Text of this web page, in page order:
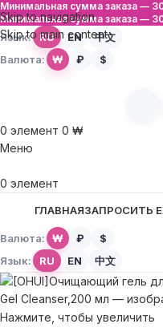
Skip to navigation
Skip to main content
Минимальная сумма заказа —
Минимальная сумма заказа —
Язык: RU EN
中文
Валюта:
₩ ₽ $
0 элемент 0 ₩
Меню
0 элемент
ГЛАВНАЯЗАПРОСИТЬ
Валюта: ₩ ₽
$
Язык:
RU EN 中文
Нажмите, чтобы увеличить